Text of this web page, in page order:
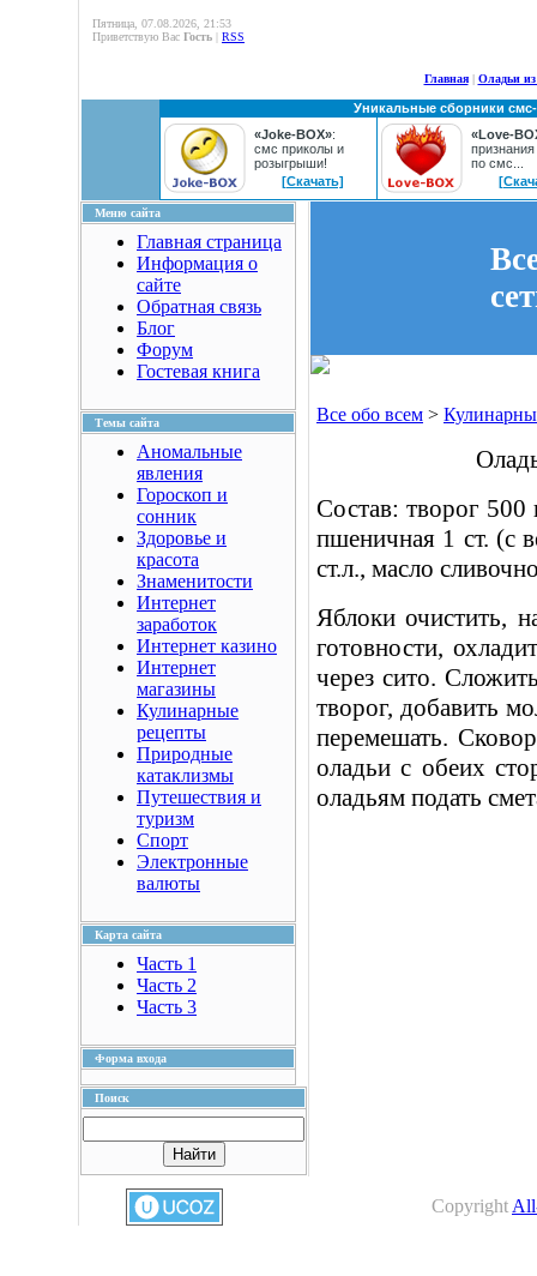
Пятница, 07.08.2026, 21:53
Приветствую Вас Гость | RSS
Главная| Оладьи из
Уникальные сборники
«Joke-BOX»:
смс приколы и
розыгрыши!
[Скачать]
«Love-
по смс...
Меню сайта
Главная страница
Информация о
сайте
Обратная связь
Блог
Форум
Гостевая книга
Темы сайта
Аномальные
явления
Гороскоп и
сонник
Здоровье и
красота
Знаменитости
Интернет
заработок
Интернет казино
Интернет
магазины
Кулинарные
рецепты
Природные
катаклизмы
Путешествия и
туризм
Спорт
Электронные
валюты
Карта сайта
Часть 1
Часть 2
Часть 3
Форма входа
Поиск
Все обо всем >
Состав: творог 500
пшеничная 1 ст. (с
ст.л., масло
Яблоки очистить,
готовности,
через сито.
творог, добавить
перемешать.
оладьи с обеих
оладьям подать
Copyright